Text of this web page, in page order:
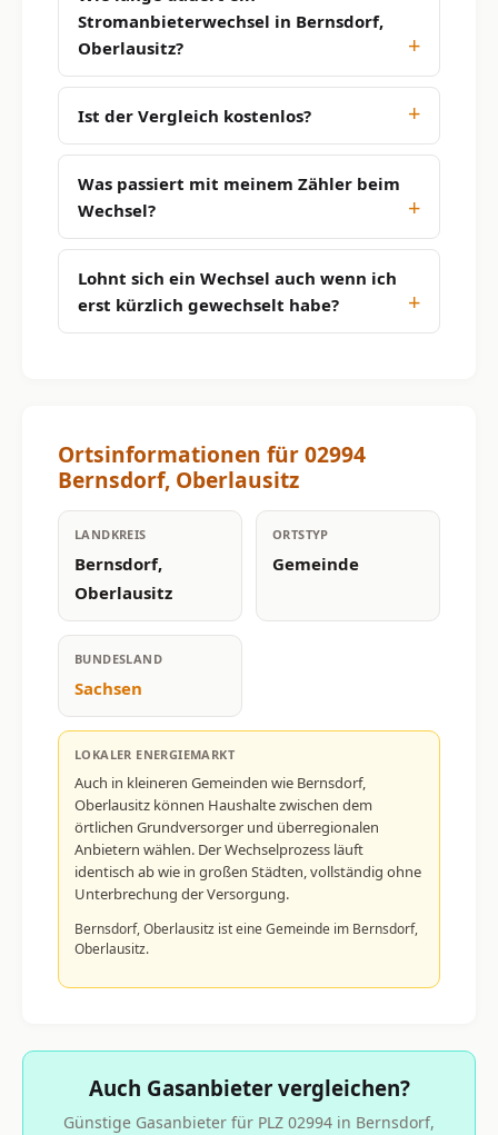
Stromanbieterwechsel in Bernsdorf,
Oberlausitz?
Ist der Vergleich kostenlos?
Was passiert mit meinem Zähler beim
Wechsel?
Lohnt sich ein Wechsel auch wenn ich
erst kürzlich gewechselt habe?
Ortsinformationen für 02994
Bernsdorf, Oberlausitz
LANDKREIS
Bernsdorf,
Oberlausitz
ORTSTYP
Gemeinde
BUNDESLAND
Sachsen
LOKALER ENERGIEMARKT
Auch in kleineren Gemeinden wie Bernsdorf,
Oberlausitz können Haushalte zwischen dem
örtlichen Grundversorger und überregionalen
Anbietern wählen. Der Wechselprozess läuft
identisch ab wie in großen Städten, vollständig ohne
Unterbrechung der Versorgung.
Bernsdorf, Oberlausitz ist eine Gemeinde im Bernsdorf,
Oberlausitz.
Auch Gasanbieter vergleichen?
Günstige Gasanbieter für PLZ 02994 in Bernsdorf,